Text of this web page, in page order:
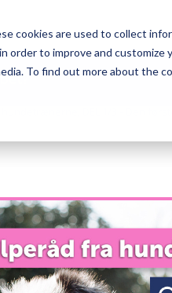
cookies are used to collect
order to improve and
To find out more about the